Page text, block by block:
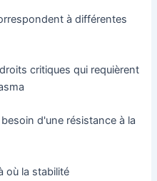
à différentes
critiques qui requièrent
d'une résistance à la
où la stabilité